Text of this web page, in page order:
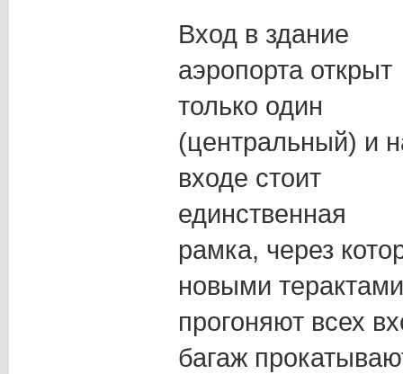
Вход в здание
аэропорта открыт
только один
(центральный) и
входе стоит
единственная
рамка, через
новыми
прогоняют всех
багаж